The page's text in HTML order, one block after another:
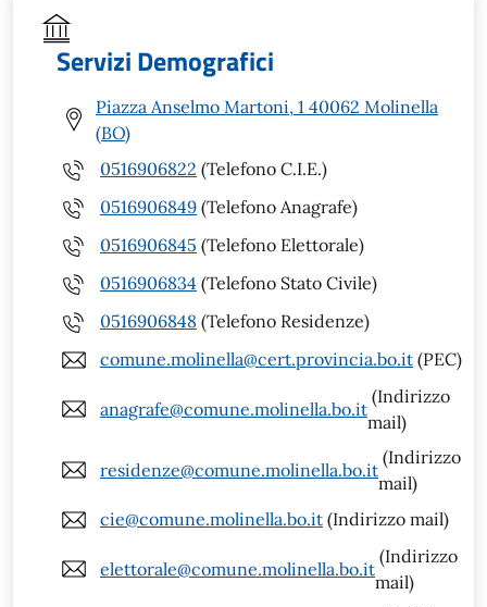
Servizi Demografici
Piazza Anselmo Martoni, 1 40062 Molinella
(BO)
0516906822 (Telefono C.I.E.)
0516906849 (Telefono Anagrafe)
0516906845 (Telefono Elettorale)
0516906834 (Telefono Stato Civile)
0516906848 (Telefono Residenze)
comune.molinella@cert.provincia.bo.it (PEC)
anagrafe@comune.molinella.bo.it
(Indirizzo
mail)
residenze@comune.molinella.bo.it
(Indirizzo
mail)
cie@comune.molinella.bo.it (Indirizzo mail)
elettorale@comune.molinella.bo.it
(Indirizzo
mail)